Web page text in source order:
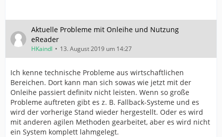
Aktuelle Probleme mit Onleihe und Nutzung
eReader
HKaindl 13. August 2019 um 14:27
Ich kenne technische Probleme aus wirtschaftlichen
Bereichen. Dort kann man sich sowas wie jetzt mit der
Onleihe passiert definitv nicht leisten. Wenn so große
Probleme auftreten gibt es z. B. Fallback-Systeme und es
wird der vorherige Stand wieder hergestellt. Oder es wird
mit anderen agilen Methoden gearbeitet, aber es wird nicht
ein System komplett lahmgelegt.